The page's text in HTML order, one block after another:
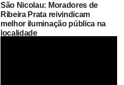
São Nicolau: Moradores de
Ribeira Prata reivindicam
melhor iluminação pública na
localidade